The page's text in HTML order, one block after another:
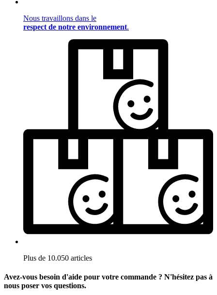
Nous travaillons dans le
respect de notre environnement.
Plus de 10.050 articles
Avez-vous besoin d'aide pour votre commande ? N'hésitez pas à
nous poser vos questions.